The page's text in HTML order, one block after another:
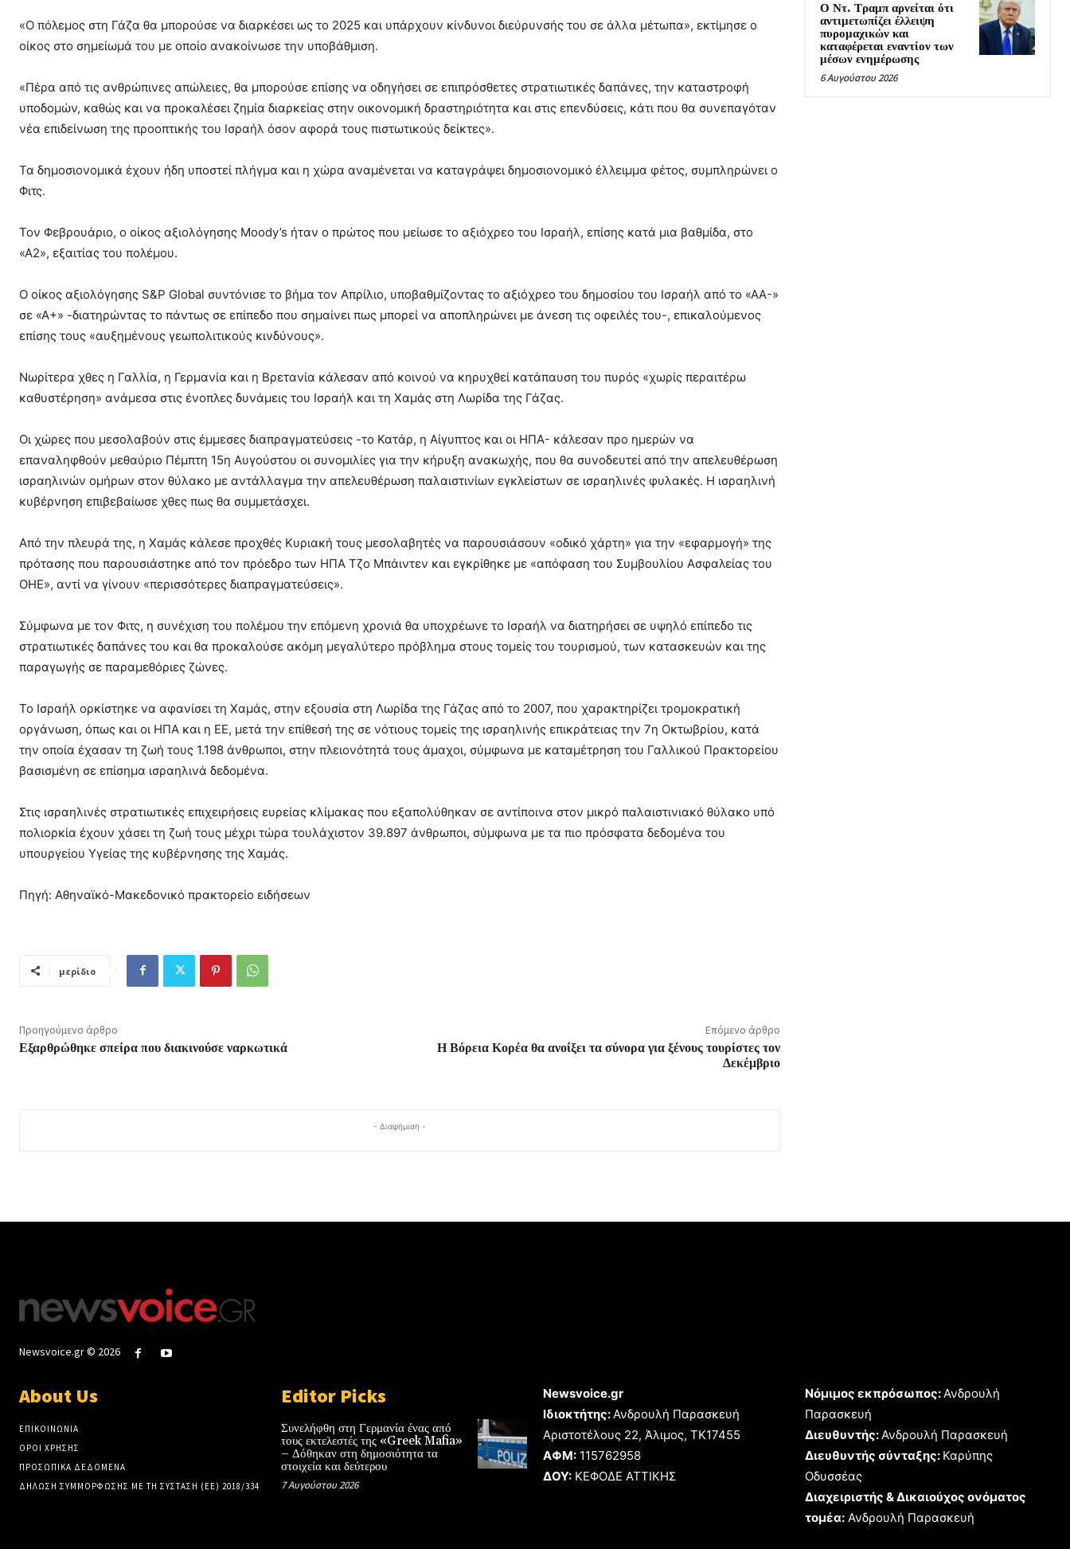
«Ο πόλεμος στη Γάζα θα μπορούσε να διαρκέσει ως το 2025 και υπάρχουν κίνδυνοι διεύρυνσής του σε άλλα μέτωπα», εκτίμησε ο
οίκος στο σημείωμά του με οποίο ανακοίνωσε την υποβάθμιση.
«Πέρα από τις ανθρώπινες απώλειες, θα μπορούσε επίσης να οδηγήσει σε επιπρόσθετες στρατιωτικές δαπάνες, την καταστροφή
υποδομών, καθώς και να προκαλέσει ζημία διαρκείας στην οικονομική δραστηριότητα και στις επενδύσεις, κάτι που θα συνεπαγόταν
νέα επιδείνωση της προοπτικής του Ισραήλ όσον αφορά τους πιστωτικούς δείκτες».
Τα δημοσιονομικά έχουν ήδη υποστεί πλήγμα και η χώρα αναμένεται να καταγράψει δημοσιονομικό έλλειμμα φέτος, συμπληρώνει ο
Φιτς.
Τον Φεβρουάριο, ο οίκος αξιολόγησης Moody’s ήταν ο πρώτος που μείωσε το αξιόχρεο του Ισραήλ, επίσης κατά μια βαθμίδα, στο
«Α2», εξαιτίας του πολέμου.
Ο οίκος αξιολόγησης S&P Global συντόνισε το βήμα τον Απρίλιο, υποβαθμίζοντας το αξιόχρεο του δημοσίου του Ισραήλ από το «ΑΑ-»
σε «Α+» -διατηρώντας το πάντως σε επίπεδο που σημαίνει πως μπορεί να αποπληρώνει με άνεση τις οφειλές του-, επικαλούμενος
επίσης τους «αυξημένους γεωπολιτικούς κινδύνους».
Νωρίτερα χθες η Γαλλία, η Γερμανία και η Βρετανία κάλεσαν από κοινού να κηρυχθεί κατάπαυση του πυρός «χωρίς περαιτέρω
καθυστέρηση» ανάμεσα στις ένοπλες δυνάμεις του Ισραήλ και τη Χαμάς στη Λωρίδα της Γάζας.
Οι χώρες που μεσολαβούν στις έμμεσες διαπραγματεύσεις -το Κατάρ, η Αίγυπτος και οι ΗΠΑ- κάλεσαν προ ημερών να
επαναληφθούν μεθαύριο Πέμπτη 15η Αυγούστου οι συνομιλίες για την κήρυξη ανακωχής, που θα συνοδευτεί από την απελευθέρωση
ισραηλινών ομήρων στον θύλακο με αντάλλαγμα την απελευθέρωση παλαιστινίων εγκλείστων σε ισραηλινές φυλακές. Η ισραηλινή
κυβέρνηση επιβεβαίωσε χθες πως θα συμμετάσχει.
Από την πλευρά της, η Χαμάς κάλεσε προχθές Κυριακή τους μεσολαβητές να παρουσιάσουν «οδικό χάρτη» για την «εφαρμογή» της
πρότασης που παρουσιάστηκε από τον πρόεδρο των ΗΠΑ Τζο Μπάιντεν και εγκρίθηκε με «απόφαση του Συμβουλίου Ασφαλείας του
ΟΗΕ», αντί να γίνουν «περισσότερες διαπραγματεύσεις».
Σύμφωνα με τον Φιτς, η συνέχιση του πολέμου την επόμενη χρονιά θα υποχρέωνε το Ισραήλ να διατηρήσει σε υψηλό επίπεδο τις
στρατιωτικές δαπάνες του και θα προκαλούσε ακόμη μεγαλύτερο πρόβλημα στους τομείς του τουρισμού, των κατασκευών και της
παραγωγής σε παραμεθόριες ζώνες.
Το Ισραήλ ορκίστηκε να αφανίσει τη Χαμάς, στην εξουσία στη Λωρίδα της Γάζας από το 2007, που χαρακτηρίζει τρομοκρατική
οργάνωση, όπως και οι ΗΠΑ και η ΕΕ, μετά την επίθεσή της σε νότιους τομείς της ισραηλινής επικράτειας την 7η Οκτωβρίου, κατά
την οποία έχασαν τη ζωή τους 1.198 άνθρωποι, στην πλειονότητά τους άμαχοι, σύμφωνα με καταμέτρηση του Γαλλικού Πρακτορείου
βασισμένη σε επίσημα ισραηλινά δεδομένα.
Στις ισραηλινές στρατιωτικές επιχειρήσεις ευρείας κλίμακας που εξαπολύθηκαν σε αντίποινα στον μικρό παλαιστινιακό θύλακο υπό
πολιορκία έχουν χάσει τη ζωή τους μέχρι τώρα τουλάχιστον 39.897 άνθρωποι, σύμφωνα με τα πιο πρόσφατα δεδομένα του
υπουργείου Υγείας της κυβέρνησης της Χαμάς.
Πηγή: Αθηναϊκό-Μακεδονικό πρακτορείο ειδήσεων
μερίδιο
Προηγούμενο άρθρο
Εξαρθρώθηκε σπείρα που διακινούσε ναρκωτικά
Επόμενο άρθρο
Η Βόρεια Κορέα θα ανοίξει τα σύνορα για ξένους τουρίστες τον
Δεκέμβριο
- Διαφήμιση -
Ο Ντ. Τραμπ αρνείται ότι
αντιμετωπίζει έλλειψη
πυρομαχικών και
καταφέρεται εναντίον των
μέσων ενημέρωσης
6 Αυγούστου 2026
Newsvoice.gr © 2026
About Us
ΕΠΙΚΟΙΝΩΝΙΑ
ΟΡΟΙ ΧΡΗΣΗΣ
ΠΡΟΣΩΠΙΚΑ ΔΕΔΟΜΕΝΑ
ΔΗΛΩΣΗ ΣΥΜΜΟΡΦΩΣΗΣ ΜΕ ΤΗ ΣΥΣΤΑΣΗ (ΕΕ) 2018/334
Editor Picks
Συνελήφθη στη Γερμανία ένας από
τους εκτελεστές της «Greek Mafia»
– Δόθηκαν στη δημοσιότητα τα
στοιχεία και δεύτερου
7 Αυγούστου 2026
Newsvoice.gr
Ιδιοκτήτης:Ανδρουλή Παρασκευή
Αριστοτέλους 22, Άλιμος, TK17455
ΑΦΜ: 115762958
ΔΟΥ: ΚΕΦΟΔΕ ΑΤΤΙΚΗΣ
Νόμιμος εκπρόσωπος:Ανδρουλή
Παρασκευή
Διευθυντής:Ανδρουλή Παρασκευή
Διευθυντής σύνταξης: Καρύπης
Οδυσσέας
Διαχειριστής & Δικαιούχος ονόματος
τομέα: Ανδρουλή Παρασκευή